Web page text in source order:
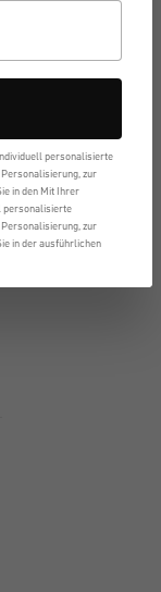
personalisierte
zur
in den Mit Ihrer
personalisierte
zur
in der ausführlichen